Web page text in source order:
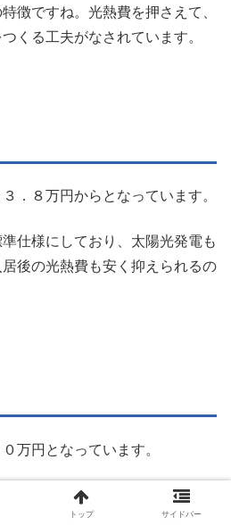
徴ですね。光熱費を押さえて、
くる工夫がなされています。
．８万円からとなっています。
仕様にしており、太陽光発電も
後の光熱費も安く抑えられるの
万円となっています。
高等級に対応しているロイヤル
かなり安全な暮らしを実現して
トップ サイドバー